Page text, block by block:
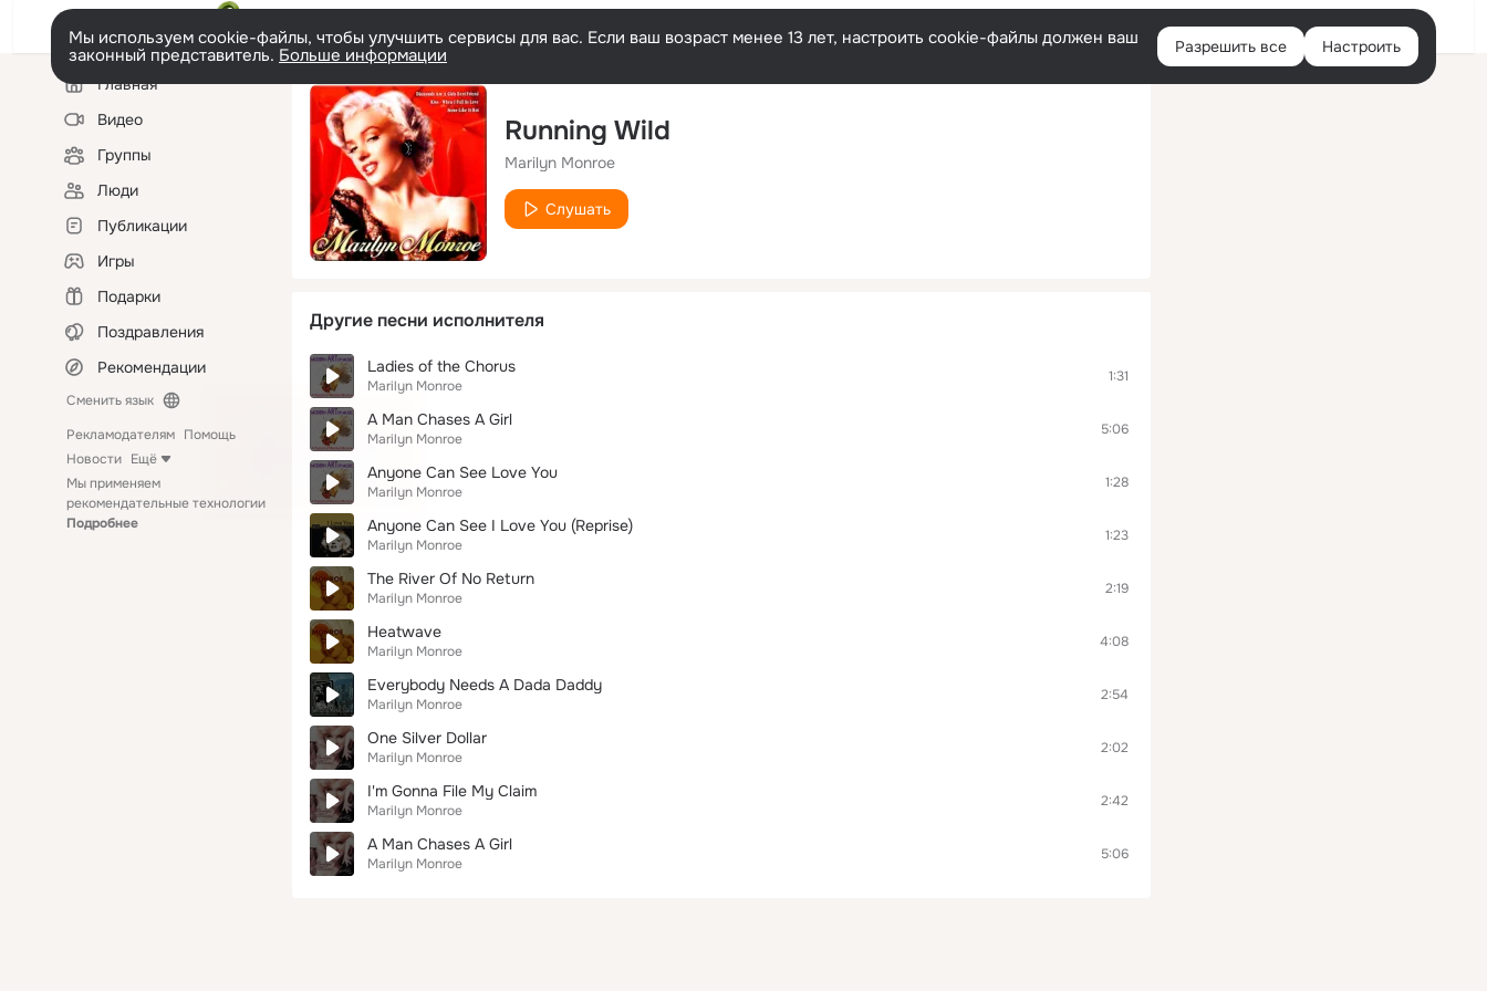
Войти
Мы используем cookie-файлы, чтобы улучшить сервисы для вас. Если ваш возраст менее 13 лет, настроить cookie-файлы должен ваш
законный представитель. Больше информации Разрешить все Настроить
Левая
колонкаГлавная
Видео
Группы
Люди
Публикации
Игры
Подарки
Поздравления
Рекомендации
Сменить язык
Рекламодателям Помощь
Новости Ещё
Мы применяем
рекомендательные технологии
Подробнее
Running Wild
Marilyn Monroe
Слушать
Другие песни исполнителя
Ladies of the Chorus
Marilyn Monroe
1:31
A Man Chases A Girl
Marilyn Monroe
5:06
Anyone Can See Love You
Marilyn Monroe
1:28
Anyone Can See I Love You (Reprise)
Marilyn Monroe
1:23
The River Of No Return
Marilyn Monroe
2:19
Heatwave
Marilyn Monroe
4:08
Everybody Needs A Dada Daddy
Marilyn Monroe
2:54
One Silver Dollar
Marilyn Monroe
2:02
I'm Gonna File My Claim
Marilyn Monroe
2:42
A Man Chases A Girl
Marilyn Monroe
5:06